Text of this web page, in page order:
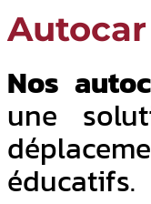
Nos
une
éducatifs.